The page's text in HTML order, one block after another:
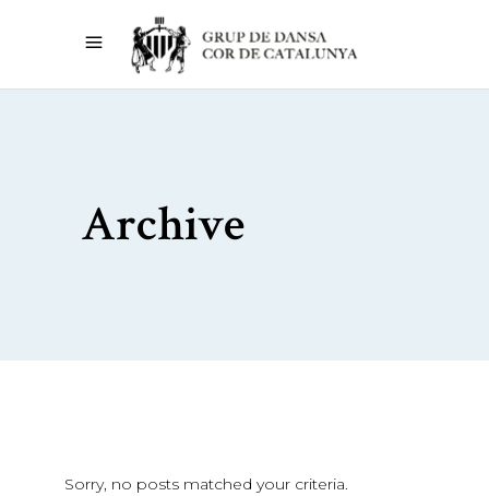
Archive
Sorry, no posts matched your criteria.